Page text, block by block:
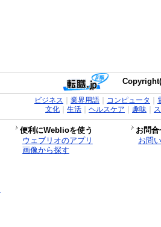
ビジネス 業界用語｜ コンピュータ
文化｜ 生活｜ ヘルスケア 趣味｜
便利にWeblioを使う
お問
ウェブリオのアプリ
画像から探す
お問